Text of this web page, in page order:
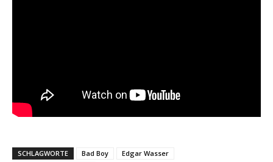
SCHLAGWORTE Bad Boy
Edgar Wasser